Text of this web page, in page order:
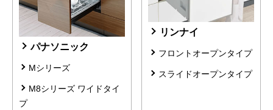
パナソニック
Mシリーズ
M8シリーズ ワイドタイ
プ
リンナイ
フロントオープンタイプ
スライドオープンタイプ